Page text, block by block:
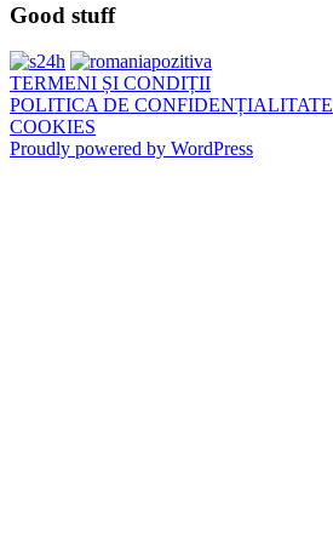
Good stuff
TERMENI ȘI CONDIȚII
POLITICA DE CONFIDENȚIALITATE
COOKIES
Proudly powered by WordPress